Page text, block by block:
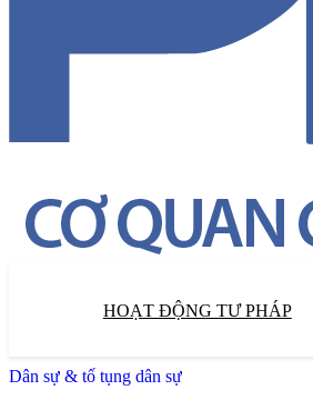
HOẠT ĐỘNG TƯ PHÁP
Dân sự & tố tụng dân sự